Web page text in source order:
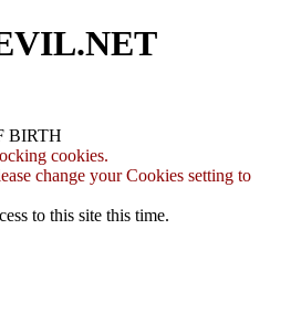
BIRTH
cookies.
change your Cookies setting to
to this site this time.